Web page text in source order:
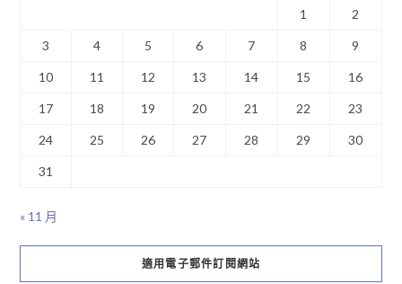
1 2
3 4 5 6 7 8 9
10 11 12 13 14 15 16
17 18 19 20 21 22 23
24 25 26 27 28 29 30
31
« 11 月
適用電子郵件訂閱網站